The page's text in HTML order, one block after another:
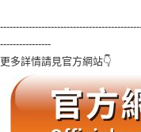
----------------
更多詳情請見官方網站👇